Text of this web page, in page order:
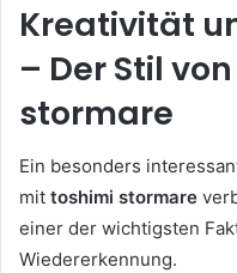
Kreativität
– Der Stil
stormare
Ein besonders
mit toshimi stormare
einer der wichtigsten
Wiedererkennung.